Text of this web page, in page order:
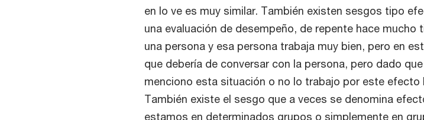
en lo ve es muy similar. También existen sesgos tipo
una evaluación de desempeño, de repente hace
una persona y esa persona trabaja muy bien, pero en
que debería de conversar con la persona, pero dado
menciono esta situación o no lo trabajo por este efecto
También existe el sesgo que a veces se denomina
estamos en determinados grupos o simplemente en